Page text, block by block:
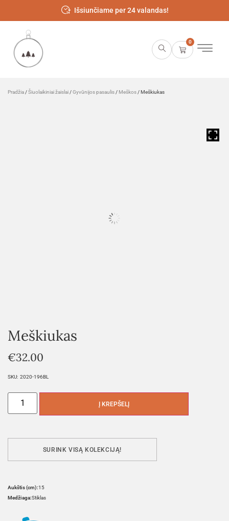
Išsiunčiame per 24 valandas!
0
Pradžia /Šiuolaikiniai žaislai /Gyvūnijos pasaulis / Meškos / Meškiukas
Meškiukas
€32.00
SKU: 2020-196BL
Į KREPŠELĮ
SURINK VISĄ KOLEKCIJĄ!
Aukštis (cm):15
Medžiaga:Stiklas